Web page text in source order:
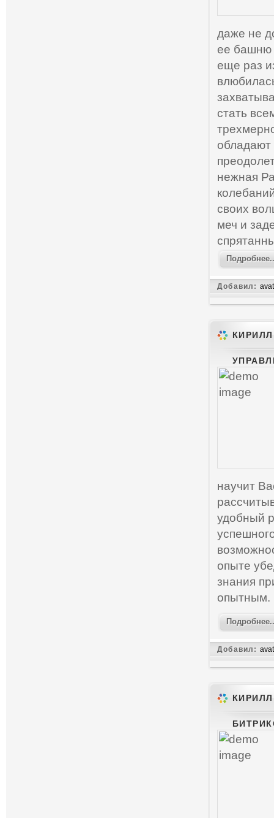
даже не
ее башню
еще раз
стать
обладают
нежная
своих
меч и
Добавил:
научит
удобный
опыте
знания
опытным.
Добавил: